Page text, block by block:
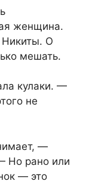
женщина.
О
мешать.
кулаки. —
не
—
Но рано или
— это